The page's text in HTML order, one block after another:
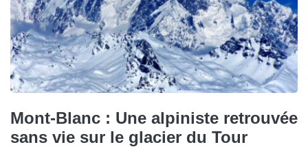
Mont-Blanc : Une alpiniste retrouvée
sans vie sur le glacier du Tour